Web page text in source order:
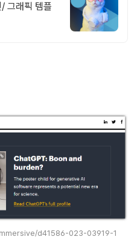
그래픽 템플
d41586-023-03919-1